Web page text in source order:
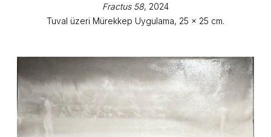
Fractus 58, 2024
Tuval üzeri Mürekkep Uygulama, 25 x 25 cm.